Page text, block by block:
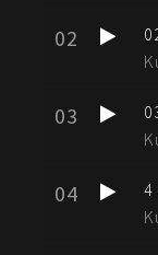
02
03
04
4